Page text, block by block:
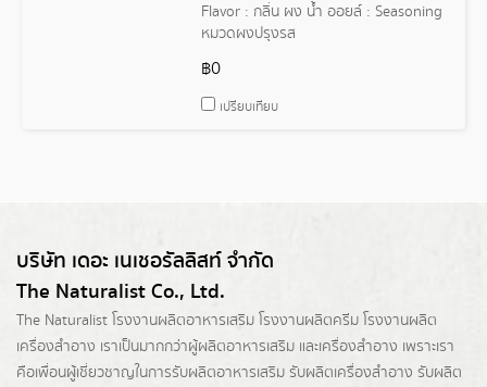
Flavor : กลิ่น ผง น้ำ ออยล์ : Seasoning
หมวดผงปรุงรส
฿0
เปรียบเทียบ
บริษัท เดอะ เนเชอรัลลิสท์ จำกัด
The Naturalist Co., Ltd.
The Naturalist โรงงานผลิตอาหารเสริม โรงงานผลิตครีม โรงงานผลิต
เครื่องสำอาง เราเป็นมากกว่าผู้ผลิตอาหารเสริม และเครื่องสำอาง เพราะเรา
คือเพื่อนผู้เชี่ยวชาญในการรับผลิตอาหารเสริม รับผลิตเครื่องสำอาง รับผลิต